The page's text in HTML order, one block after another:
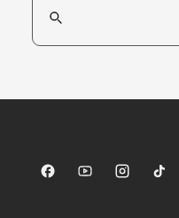
Sparkasse auf Facebook
Sparkasse auf
Sparkasse